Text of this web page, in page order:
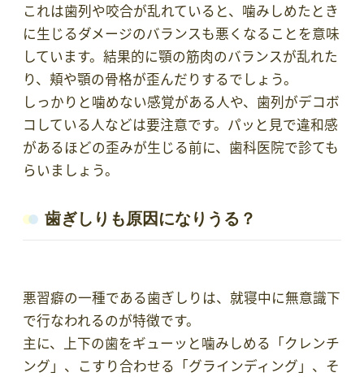
これは歯列や咬合が乱れていると、噛みしめたとき
に生じるダメージのバランスも悪くなることを意味
しています。結果的に顎の筋肉のバランスが乱れた
り、頬や顎の骨格が歪んだりするでしょう。
しっかりと噛めない感覚がある人や、歯列がデコボ
コしている人などは要注意です。パッと見で違和感
があるほどの歪みが生じる前に、歯科医院で診ても
らいましょう。
歯ぎしりも原因になりうる？
悪習癖の一種である歯ぎしりは、就寝中に無意識下
で行なわれるのが特徴です。
主に、上下の歯をギューッと噛みしめる「クレンチ
ング」、こすり合わせる「グラインディング」、そ